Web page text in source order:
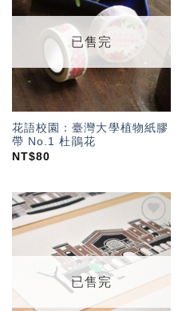
「願
望輕
單」
已售完
花語校園：臺灣大學植物紙膠
帶 No.1 杜鵑花
NT$80
加入
「願
望輕
已售完